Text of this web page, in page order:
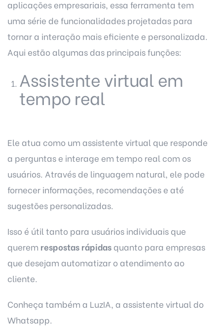
aplicações empresariais, essa ferramenta tem
uma série de funcionalidades projetadas para
tornar a interação mais eficiente e personalizada.
Aqui estão algumas das principais funções:
Assistente virtual em
tempo real
Ele atua como um assistente virtual que responde
a perguntas e interage em tempo real com os
usuários. Através de linguagem natural, ele pode
fornecer informações, recomendações e até
sugestões personalizadas.
Isso é útil tanto para usuários individuais que
querem respostas rápidas quanto para empresas
que desejam automatizar o atendimento ao
cliente.
Conheça também a LuzIA, a assistente virtual do
Whatsapp.